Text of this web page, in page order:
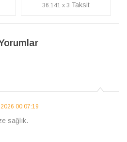
25.725 x 3
16:27:03
işçilikle hazırlanmış bir mücevher.